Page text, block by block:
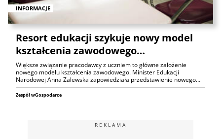
INFORMACJE
Resort edukacji szykuje nowy model
kształcenia zawodowego…
Większe związanie pracodawcy z uczniem to główne założenie
nowego modelu kształcenia zawodowego. Minister Edukacji
Narodowej Anna Zalewska zapowiedziała przedstawienie nowego…
Zespół wGospodarce
REKLAMA